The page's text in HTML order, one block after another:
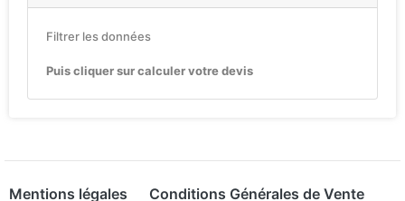
Filtrer les données
Puis cliquer sur calculer votre devis
Mentions légales Conditions Générales de Vente